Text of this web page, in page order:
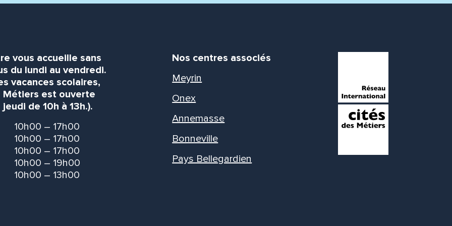
vous accueille sans
du lundi au vendredi.
vacances scolaires,
Métiers est ouverte
de 10h à 13h.).
10h00 – 17h00
10h00 – 17h00
10h00 – 17h00
10h00 – 19h00
10h00 – 13h00
Nos centres associés
Meyrin
Onex
Annemasse
Bonneville
Pays Bellegardien